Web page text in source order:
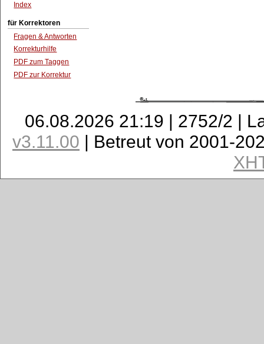
Index
für Korrektoren
Fragen & Antworten
Korrekturhilfe
PDF zum Taggen
PDF zur Korrektur
06.08.2026 21:19 | 2752/2 |
v3.11.00 | Betreut von 2001-